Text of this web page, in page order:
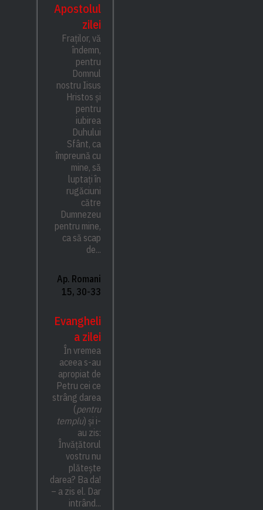
Apostolul
zilei
Fraților, vă
îndemn,
pentru
Domnul
nostru Iisus
Hristos și
pentru
iubirea
Duhului
Sfânt, ca
împreună cu
mine, să
luptați în
rugăciuni
către
Dumnezeu
pentru mine,
ca să scap
de...
Ap. Romani
15, 30-33
Evangheli
a zilei
În vremea
aceea s-au
apropiat de
Petru cei ce
strâng darea
(pentru
templu) și i-
au zis:
Învățătorul
vostru nu
plătește
darea? Ba da!
– a zis el. Dar
intrând...